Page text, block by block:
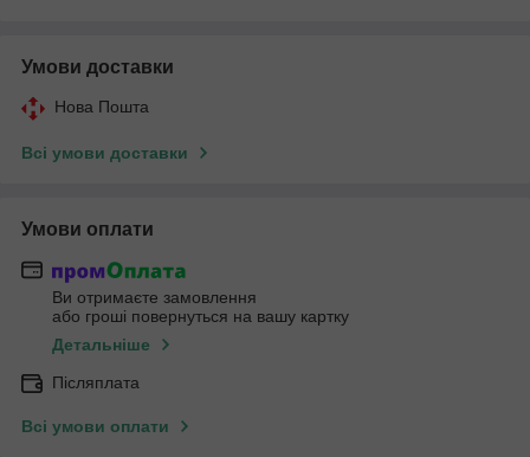
Умови доставки
Нова Пошта
Всі умови доставки
Умови оплати
Ви отримаєте замовлення
або гроші повернуться на вашу картку
Детальніше
Післяплата
Всі умови оплати